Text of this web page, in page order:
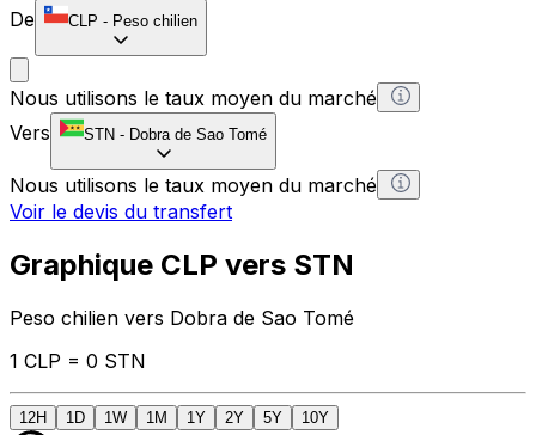
De
CLP - Peso chilien
Nous utilisons le taux moyen du marché
Vers
STN - Dobra de Sao Tomé
Nous utilisons le taux moyen du marché
Voir le devis du transfert
Graphique CLP vers STN
Peso chilien vers Dobra de Sao Tomé
1 CLP = 0 STN
12H 1D 1W 1M 1Y 2Y 5Y 10Y